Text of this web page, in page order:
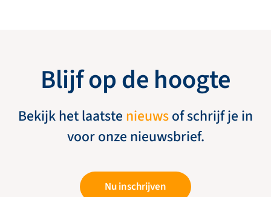
Blijf op de hoogte
Bekijk het laatste nieuwsof schrijf je in
voor onze nieuwsbrief.
Nu inschrijven